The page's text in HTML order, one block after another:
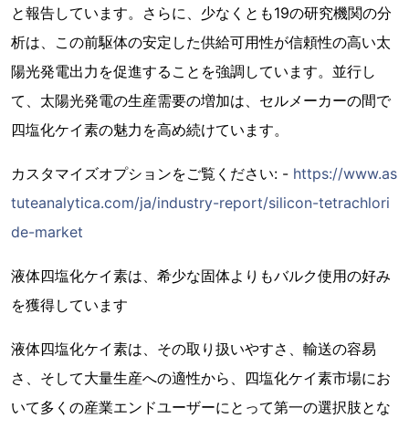
と報告しています。さらに、少なくとも19の研究機関の分
析は、この前駆体の安定した供給可用性が信頼性の高い太
陽光発電出力を促進することを強調しています。並行し
て、太陽光発電の生産需要の増加は、セルメーカーの間で
四塩化ケイ素の魅力を高め続けています。
カスタマイズオプションをご覧ください: - https://www.as
tuteanalytica.com/ja/industry-report/silicon-tetrachlori
de-market
液体四塩化ケイ素は、希少な固体よりもバルク使用の好み
を獲得しています
液体四塩化ケイ素は、その取り扱いやすさ、輸送の容易
さ、そして大量生産への適性から、四塩化ケイ素市場にお
いて多くの産業エンドユーザーにとって第一の選択肢とな